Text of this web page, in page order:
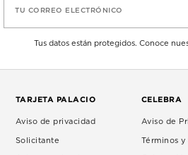
TU CORREO ELECTRÓNICO
Tus datos están protegidos. Conoce
TARJETA PALACIO
Aviso de privacidad
Solicitante
CELEBRA
Aviso de
Términos